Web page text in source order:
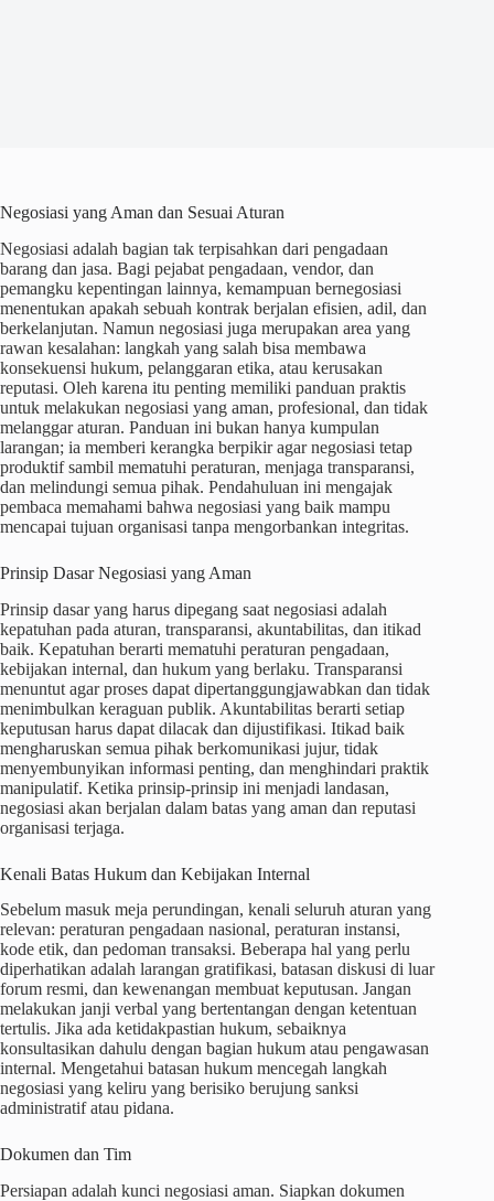
Negosiasi yang Aman dan Sesuai Aturan
Negosiasi adalah bagian tak terpisahkan dari pengadaan
barang dan jasa. Bagi pejabat pengadaan, vendor, dan
pemangku kepentingan lainnya, kemampuan bernegosiasi
menentukan apakah sebuah kontrak berjalan efisien, adil, dan
berkelanjutan. Namun negosiasi juga merupakan area yang
rawan kesalahan: langkah yang salah bisa membawa
konsekuensi hukum, pelanggaran etika, atau kerusakan
reputasi. Oleh karena itu penting memiliki panduan praktis
untuk melakukan negosiasi yang aman, profesional, dan tidak
melanggar aturan. Panduan ini bukan hanya kumpulan
larangan; ia memberi kerangka berpikir agar negosiasi tetap
produktif sambil mematuhi peraturan, menjaga transparansi,
dan melindungi semua pihak. Pendahuluan ini mengajak
pembaca memahami bahwa negosiasi yang baik mampu
mencapai tujuan organisasi tanpa mengorbankan integritas.
Prinsip Dasar Negosiasi yang Aman
Prinsip dasar yang harus dipegang saat negosiasi adalah
kepatuhan pada aturan, transparansi, akuntabilitas, dan itikad
baik. Kepatuhan berarti mematuhi peraturan pengadaan,
kebijakan internal, dan hukum yang berlaku. Transparansi
menuntut agar proses dapat dipertanggungjawabkan dan tidak
menimbulkan keraguan publik. Akuntabilitas berarti setiap
keputusan harus dapat dilacak dan dijustifikasi. Itikad baik
mengharuskan semua pihak berkomunikasi jujur, tidak
menyembunyikan informasi penting, dan menghindari praktik
manipulatif. Ketika prinsip-prinsip ini menjadi landasan,
negosiasi akan berjalan dalam batas yang aman dan reputasi
organisasi terjaga.
Kenali Batas Hukum dan Kebijakan Internal
Sebelum masuk meja perundingan, kenali seluruh aturan yang
relevan: peraturan pengadaan nasional, peraturan instansi,
kode etik, dan pedoman transaksi. Beberapa hal yang perlu
diperhatikan adalah larangan gratifikasi, batasan diskusi di luar
forum resmi, dan kewenangan membuat keputusan. Jangan
melakukan janji verbal yang bertentangan dengan ketentuan
tertulis. Jika ada ketidakpastian hukum, sebaiknya
konsultasikan dahulu dengan bagian hukum atau pengawasan
internal. Mengetahui batasan hukum mencegah langkah
negosiasi yang keliru yang berisiko berujung sanksi
administratif atau pidana.
Dokumen dan Tim
Persiapan adalah kunci negosiasi aman. Siapkan dokumen